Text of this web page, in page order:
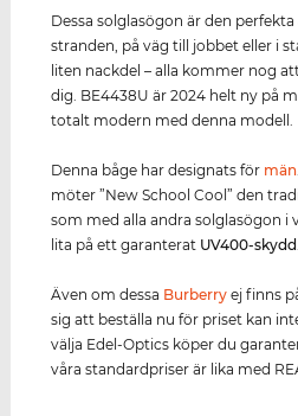
Dessa solglasögon är den
stranden, på väg till jobbet eller i
liten nackdel – alla kommer nog
dig. BE4438U är 2024 helt ny på
totalt modern med denna modell.
Denna båge har designats för män
möter ”New School Cool” den
som med alla andra solglasögon i
lita på ett garanterat UV400-skydd.
Även om dessa Burberry ej finns
sig att beställa nu för priset kan
välja Edel-Optics köper du
våra standardpriser är lika med